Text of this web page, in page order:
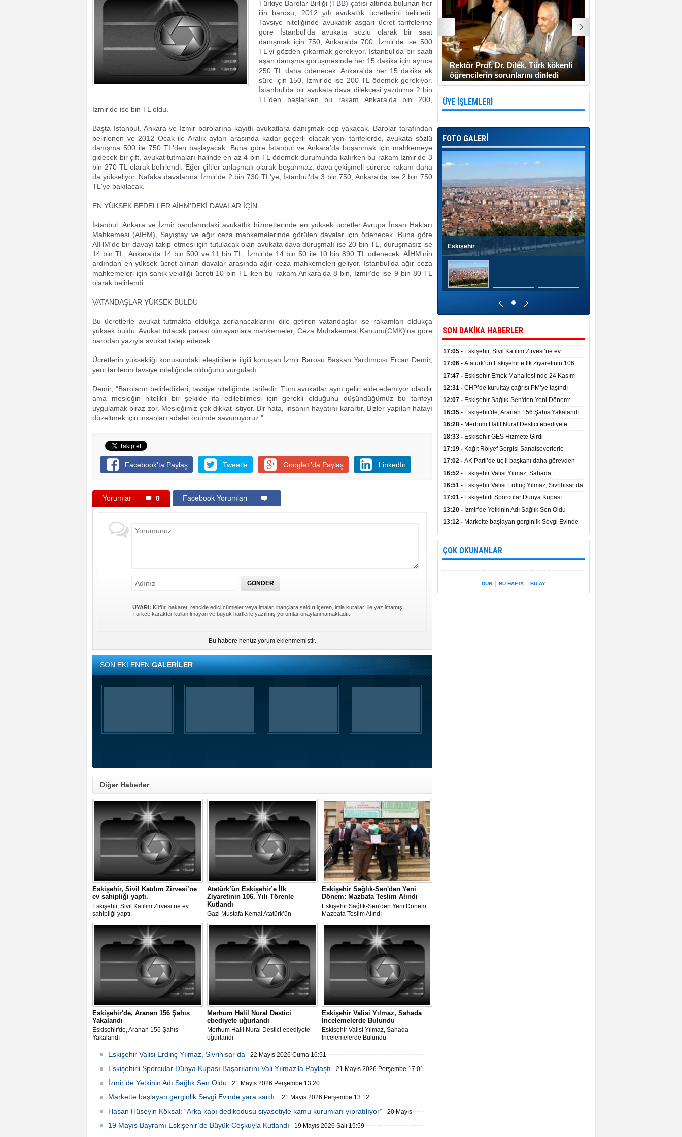
Türkiye Barolar Birliği (TBB) çatısı altında bulunan her
ilin barosu, 2012 yılı avukatlık ücretlerini belirledi.
Tavsiye niteliğinde avukatlık asgari ücret tarifelerine
göre İstanbul'da avukata sözlü olarak bir saat
danışmak için 750, Ankara'da 700, İzmir'de ise 500
TL'yi gözden çıkarmak gerekiyor. İstanbul'da bir saati
aşan danışma görüşmesinde her 15 dakika için ayrıca
250 TL daha ödenecek. Ankara'da her 15 dakika ek
süre için 150, İzmir'de ise 200 TL ödemek gerekiyor.
İstanbul'da bir avukata dava dilekçesi yazdırma 2 bin
TL'den başlarken bu rakam Ankara'da bin 200,
İzmir'de ise bin TL oldu.
Başta İstanbul, Ankara ve İzmir barolarına kayıtlı avukatlara danışmak cep yakacak. Barolar tarafından
belirlenen ve 2012 Ocak ile Aralık ayları arasında kadar geçerli olacak yeni tarifelerde, avukata sözlü
danışma 500 ile 750 TL'den başlayacak. Buna göre İstanbul ve Ankara'da boşanmak için mahkemeye
gidecek bir çift, avukat tutmaları halinde en az 4 bin TL ödemek durumunda kalırken bu rakam İzmir'de 3
bin 270 TL olarak belirlendi. Eğer çiftler anlaşmalı olarak boşanmaz, dava çekişmeli sürerse rakam daha
da yükseliyor. Nafaka davalarına İzmir'de 2 bin 730 TL'ye, İstanbul'da 3 bin 750, Ankara'da ise 2 bin 750
TL'ye bakılacak.
EN YÜKSEK BEDELLER AİHM'DEKİ DAVALAR İÇİN
İstanbul, Ankara ve İzmir barolarındaki avukatlık hizmetlerinde en yüksek ücretler Avrupa İnsan Hakları
Mahkemesi (AİHM), Sayıştay ve ağır ceza mahkemelerinde görülen davalar için ödenecek. Buna göre
AİHM'de bir davayı takip etmesi için tutulacak olan avukata dava duruşmalı ise 20 bin TL, duruşmasız ise
14 bin TL, Ankara'da 14 bin 500 ve 11 bin TL, İzmir'de 14 bin 50 ile 10 bin 890 TL ödenecek. AİHM'nin
ardından en yüksek ücret alınan davalar arasında ağır ceza mahkemeleri geliyor. İstanbul'da ağır ceza
mahkemeleri için sanık vekilliği ücreti 10 bin TL iken bu rakam Ankara'da 8 bin, İzmir'de ise 9 bin 80 TL
olarak belirlendi.
VATANDAŞLAR YÜKSEK BULDU
Bu ücretlerle avukat tutmakta oldukça zorlanacaklarını dile getiren vatandaşlar ise rakamları oldukça
yüksek buldu. Avukat tutacak parası olmayanlara mahkemeler, Ceza Muhakemesi Kanunu(CMK)'na göre
barodan yazıyla avukat talep edecek.
Ücretlerin yüksekliği konusundaki eleştirilerle ilgili konuşan İzmir Barosu Başkan Yardımcısı Ercan Demir,
yeni tarifenin tavsiye niteliğinde olduğunu vurguladı.
Demir, "Baroların belirledikleri, tavsiye niteliğinde tarifedir. Tüm avukatlar aynı geliri elde edemiyor olabilir
ama mesleğin nitelikli bir şekilde ifa edilebilmesi için gerekli olduğunu düşündüğümüz bu tarifeyi
uygulamak biraz zor. Mesleğimiz çok dikkat istiyor. Bir hata, insanın hayatını karartır. Bizler yapılan hatayı
düzeltmek için insanları adalet önünde savunuyoruz."
Facebook'ta Paylaş Tweetle Google+'da Paylaş LinkedIn
Yorumlar 0 Facebook Yorumları
UYARI: Küfür, hakaret, rencide edici cümleler veya imalar, inançlara saldırı içeren, imla kuralları ile yazılmamış,
Türkçe karakter kullanılmayan ve büyük harflerle yazılmış yorumlar onaylanmamaktadır.
Bu habere henüz yorum eklenmemiştir.
SON EKLENENGALERİLER
Diğer Haberler
Eskişehir, Sivil Katılım Zirvesi’ne
ev sahipliği yaptı.
Eskişehir, Sivil Katılım Zirvesi’ne ev
sahipliği yaptı.
Atatürk’ün Eskişehir’e İlk
Ziyaretinin 106. Yılı Törenle
Kutlandı
Gazi Mustafa Kemal Atatürk’ün
Eskişehir’e İlk Ziyaretinin 106. Yılı
Törenle Kutlandı
Eskişehir Sağlık-Sen'den Yeni
Dönem: Mazbata Teslim Alındı
Eskişehir Sağlık-Sen'den Yeni Dönem:
Mazbata Teslim Alındı
Eskişehir'de, Aranan 156 Şahıs
Yakalandı
Eskişehir'de, Aranan 156 Şahıs
Yakalandı
Merhum Halil Nural Destici
ebediyete uğurlandı
Merhum Halil Nural Destici ebediyete
uğurlandı
Eskişehir Valisi Yılmaz, Sahada
İncelemelerde Bulundu
Eskişehir Valisi Yılmaz, Sahada
İncelemelerde Bulundu
Eskişehir Valisi Erdinç Yılmaz, Sivrihisar’da 22 Mayıs 2026 Cuma 16:51
Eskişehirli Sporcular Dünya Kupası Başarılarını Vali Yılmaz’la Paylaştı 21 Mayıs 2026 Perşembe 17:01
İzmir’de Yetkinin Adı Sağlık Sen Oldu 21 Mayıs 2026 Perşembe 13:20
Markette başlayan gerginlik Sevgi Evinde yara sardı. 21 Mayıs 2026 Perşembe 13:12
Hasan Hüseyin Köksal: “Arka kapı dedikodusu siyasetiyle kamu kurumları yıpratılıyor”
20 Mayıs
19 Mayıs Bayramı Eskişehir’de Büyük Coşkuyla Kutlandı 19 Mayıs 2026 Salı 15:59
Rektör Prof. Dr. Dilek, Türk kökenli
öğrencilerin sorunlarını dinledi
ÜYE İŞLEMLERİ
FOTO GALERİ
Eskişehir
SON DAKİKA HABERLER
17:05 - Eskişehir, Sivil Katılım Zirvesi’ne ev
sahipliği yaptı.
17:06 - Atatürk’ün Eskişehir’e İlk Ziyaretinin 106.
Yılı Törenle Kutlandı
17:47 - Eskişehir Emek Mahallesi’nde 24 Kasım
İlkokulu törenle hizmete girdi
12:31 - CHP’de kurultay çağrısı PM’ye taşındı
12:07 - Eskişehir Sağlık-Sen'den Yeni Dönem:
Mazbata Teslim Alındı
16:35 - Eskişehir'de, Aranan 156 Şahıs Yakalandı
16:28 - Merhum Halil Nural Destici ebediyete
uğurlandı
18:33 - Eskişehir GES Hizmete Girdi
17:19 - Kağıt Rölyef Sergisi Sanatseverlerle
Buluştu
17:02 - AK Parti’de üç il başkanı daha görevden
alındı
16:52 - Eskişehir Valisi Yılmaz, Sahada
İncelemelerde Bulundu
16:51 - Eskişehir Valisi Erdinç Yılmaz, Sivrihisar’da
17:01 - Eskişehirli Sporcular Dünya Kupası
Başarılarını Vali Yılmaz’la Paylaştı
13:20 - İzmir’de Yetkinin Adı Sağlık Sen Oldu
13:12 - Markette başlayan gerginlik Sevgi Evinde
yara sardı.
ÇOK OKUNANLAR
DÜN BU HAFTA BU AY